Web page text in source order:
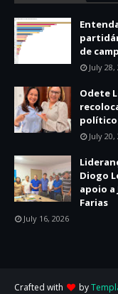
de
July 28,
Odete
político
July 20,
Diogo
apoio a
Farias
July 16, 2026
Crafted with by